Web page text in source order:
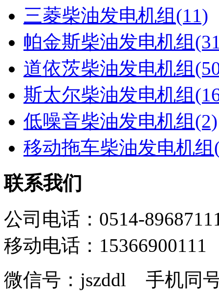
三菱柴油发电机组(11)
帕金斯柴油发电机组
道依茨柴油发电机组
斯太尔柴油发电机组
低噪音柴油发电机组(2)
移动拖车柴油发电机组
联系我们
公司电话：0514-
移动电话：15366900111
微信号：jszddl 手机同